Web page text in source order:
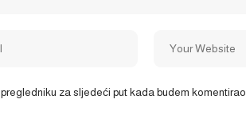
za sljedeći put kada budem komentirao.